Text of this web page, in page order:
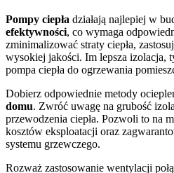
Pompy ciepła działają najlepiej w
efektywności, co wymaga
zminimalizować straty ciepła,
wysokiej jakości. Im lepsza izolacja,
pompa ciepła do ogrzewania
Dobierz odpowiednie metody
domu. Zwróć uwagę na grubość
przewodzenia ciepła. Pozwoli to na
kosztów eksploatacji oraz
systemu grzewczego.
Rozważ zastosowanie wentylacji